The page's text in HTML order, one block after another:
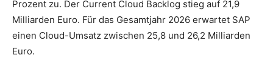
Prozent zu. Der Current Cloud Backlog stieg auf 21,9
Milliarden Euro. Für das Gesamtjahr 2026 erwartet SAP
einen Cloud-Umsatz zwischen 25,8 und 26,2 Milliarden
Euro.